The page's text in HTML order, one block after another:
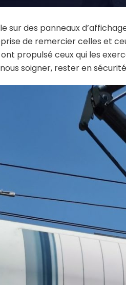
des panneaux
de remercier celles et
propulsé ceux qui les
soigner, rester en